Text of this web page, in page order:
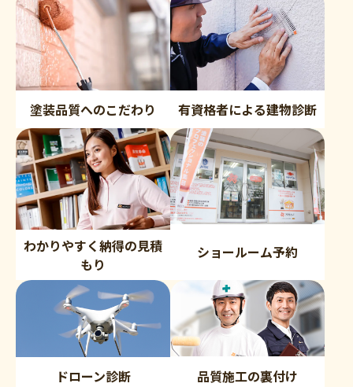
塗装品質へのこだわり 有資格者による建物診断
わかりやすく納得の見積
もり
ショールーム予約
ドローン診断 品質施工の裏付け